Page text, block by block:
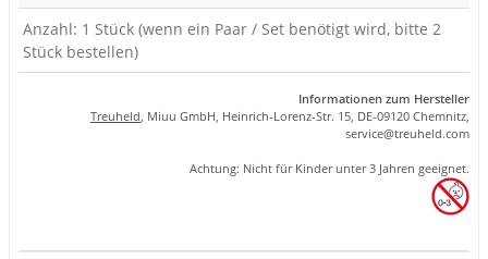
Anzahl: 1 Stück (wenn ein Paar / Set benötigt wird, bitte 2
Stück bestellen)
Informationen zum Hersteller
Treuheld, Miuu GmbH, Heinrich-Lorenz-Str. 15, DE-09120 Chemnitz,
service@treuheld.com
Achtung: Nicht für Kinder unter 3 Jahren geeignet.